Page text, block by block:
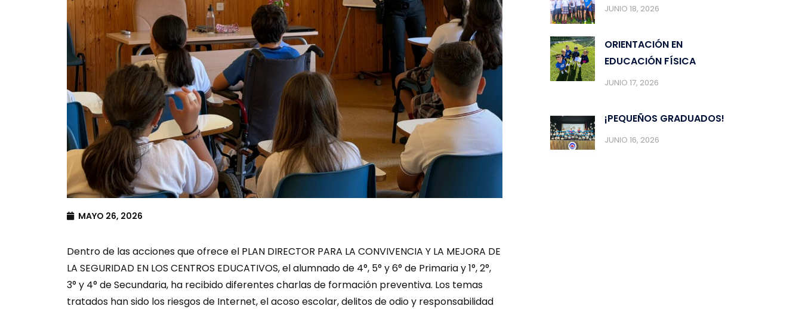
MAYO 26, 2026
Dentro de las acciones que ofrece el PLAN DIRECTOR PARA LA CONVIVENCIA Y LA MEJORA DE
LA SEGURIDAD EN LOS CENTROS EDUCATIVOS, el alumnado de 4°, 5° y 6° de Primaria y 1°, 2°,
3° y 4° de Secundaria, ha recibido diferentes charlas de formación preventiva. Los temas
tratados han sido los riesgos de Internet, el acoso escolar, delitos de odio y responsabilidad
JUNIO 18, 2026
ORIENTACIÓN EN
EDUCACIÓN FÍSICA
JUNIO 17, 2026
¡PEQUEÑOS GRADUADOS!
JUNIO 16, 2026